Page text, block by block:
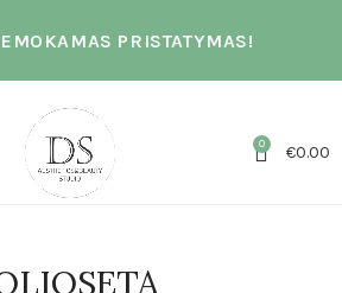
PRISTATYMAS!
0 €0.00